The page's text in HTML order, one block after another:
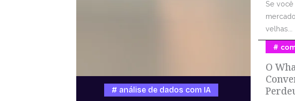
análise de dados com IA
Se
velhas...
O